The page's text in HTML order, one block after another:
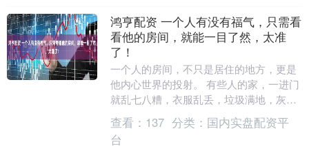
鸿亨配资 一个人有没有福气，只需看
看他的房间，就能一目了然，太准
了！
一个人的房间，不只是居住的地方，更是
他内心世界的投射。 有些人的家，一进门
就乱七八糟，衣服乱丢，垃圾满地，灰尘
堆积。 这样的环境，直接反映了他的生活
状态——懒散....
查看： 137 分类： 国内实盘配资平
台